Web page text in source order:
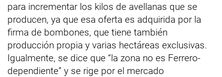
para incrementar los kilos de avellanas que se
producen, ya que esa oferta es adquirida por la
firma de bombones, que tiene también
producción propia y varias hectáreas exclusivas.
Igualmente, se dice que “la zona no es Ferrero-
dependiente” y se rige por el mercado